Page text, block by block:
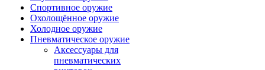
Спортивное оружие
Охолощённое оружие
Холодное оружие
Пневматическое оружие
Аксессуары для
пневматических